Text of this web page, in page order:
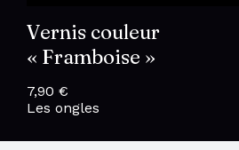
Vernis couleur
« Framboise »
7,90 €
Les ongles